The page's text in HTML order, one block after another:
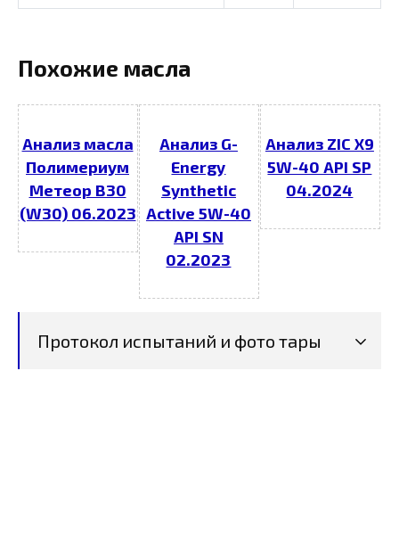
Похожие масла
Анализ масла
Полимериум
Метеор В30
(W30) 06.2023
Анализ G-
Energy
Synthetic
Active 5W-40
API SN
02.2023
Анализ ZIC X9
5W-40 API SP
04.2024
Протокол испытаний и фото тары